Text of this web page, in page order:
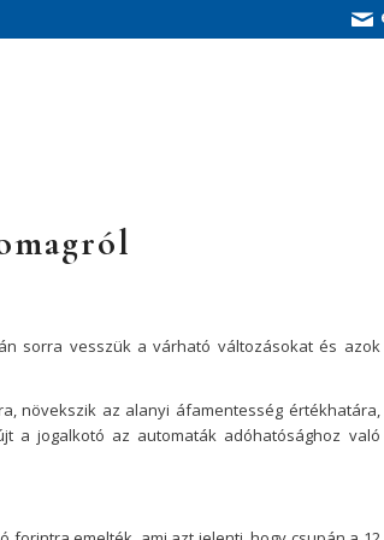
sorra vesszük a várható változásokat és azok
növekszik az alanyi áfamentesség értékhatára,
a jogalkotó az automaták adóhatósághoz való